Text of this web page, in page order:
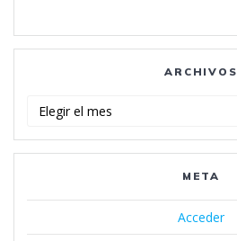
ARCHIVOS
META
Acceder